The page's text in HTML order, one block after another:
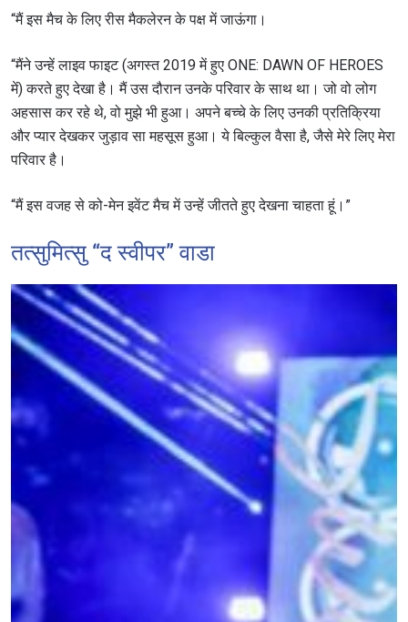
“मैं इस मैच के लिए रीस मैकलेरन के पक्ष में जाऊंगा।
“मैंने उन्हें लाइव फाइट (अगस्त 2019 में हुए ONE: DAWN OF HEROES
में) करते हुए देखा है। मैं उस दौरान उनके परिवार के साथ था। जो वो लोग
अहसास कर रहे थे, वो मुझे भी हुआ। अपने बच्चे के लिए उनकी प्रतिक्रिया
और प्यार देखकर जुड़ाव सा महसूस हुआ। ये बिल्कुल वैसा है, जैसे मेरे लिए मेरा
परिवार है।
“मैं इस वजह से को-मेन इवेंट मैच में उन्हें जीतते हुए देखना चाहता हूं।”
तत्सुमित्सु “द स्वीपर” वाडा